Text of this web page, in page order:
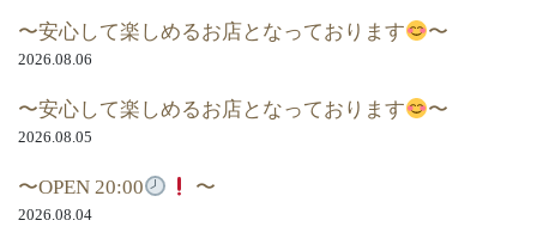
〜安心して楽しめるお店となっております 〜
2026.08.06
〜安心して楽しめるお店となっております 〜
2026.08.05
〜OPEN 20:00 〜
2026.08.04